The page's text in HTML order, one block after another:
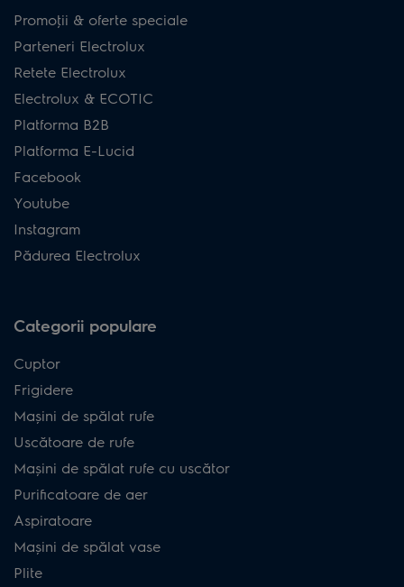
Promoţii & oferte speciale
Parteneri Electrolux
Retete Electrolux
Electrolux & ECOTIC
Platforma B2B
Platforma E-Lucid
Facebook
Youtube
Instagram
Pădurea Electrolux
Categorii populare
Cuptor
Frigidere
Mașini de spălat rufe
Uscătoare de rufe
Mașini de spălat rufe cu uscător
Purificatoare de aer
Aspiratoare
Mașini de spălat vase
Plite